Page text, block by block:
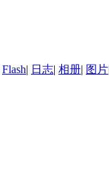
Flash| 日志| 相册| 图片